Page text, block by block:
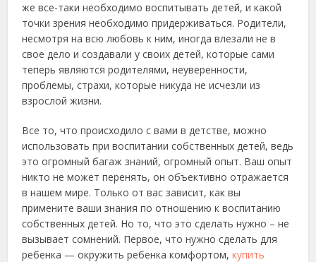
же все-таки необходимо воспитывать детей, и какой
точки зрения необходимо придерживаться. Родители,
несмотря на всю любовь к ним, иногда влезали не в
свое дело и создавали у своих детей, которые сами
теперь являются родителями, неуверенности,
проблемы, страхи, которые никуда не исчезли из
взрослой жизни.
Все то, что происходило с вами в детстве, можно
использовать при воспитании собственных детей, ведь
это огромный багаж знаний, огромный опыт. Ваш опыт
никто не может перенять, он объективно отражается
в нашем мире. Только от вас зависит, как вы
примените ваши знания по отношению к воспитанию
собственных детей. Но то, что это сделать нужно – не
вызывает сомнений. Первое, что нужно сделать для
ребенка — окружить ребенка комфортом,купить